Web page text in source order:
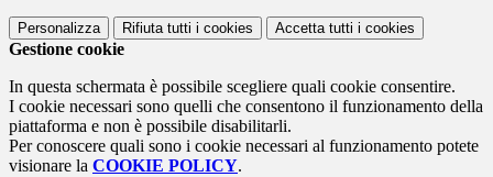
Personalizza Rifiuta tutti i cookies Accetta tutti i cookies
Gestione cookie
In questa schermata è possibile scegliere quali cookie consentire.
I cookie necessari sono quelli che consentono il funzionamento della
piattaforma e non è possibile disabilitarli.
Per conoscere quali sono i cookie necessari al funzionamento potete
visionare la COOKIE POLICY.